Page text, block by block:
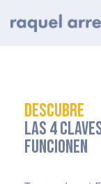
DESCUBRE
LAS 4
FUNCIONEN